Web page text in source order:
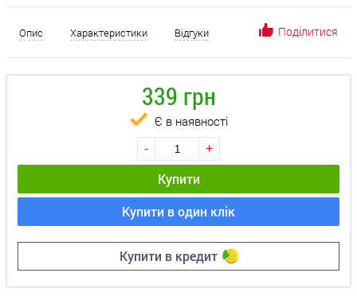
Опис Характеристики Відгуки Поділитися
339 грн
Є в наявності
- +
Купити
Купити в один клік
Купити в кредит